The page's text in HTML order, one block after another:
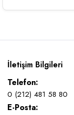
İletişim Bilgileri
Telefon:
0 (212) 481 58 80
E-Posta: